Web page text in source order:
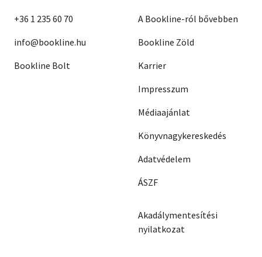
+36 1 235 60 70
info@bookline.hu
Bookline Bolt
A Bookline-ról bővebben
Bookline Zöld
Karrier
Impresszum
Médiaajánlat
Könyvnagykereskedés
Adatvédelem
ÁSZF
Akadálymentesítési
nyilatkozat